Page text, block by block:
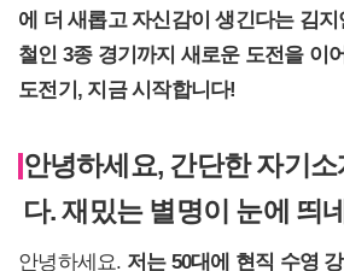
에 더 새롭고 자신감이 생긴다는 김
철인 3종 경기까지 새로운 도전을 이
도전기, 지금 시작합니다!
안녕하세요, 간단한 자기소
다. 재밌는 별명이 눈에 띄
안녕하세요. 저는 50대에 현직 수영